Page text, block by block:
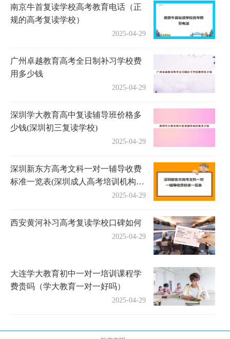
南京牛首复读学校高考教育电话（正
规的高考复读学校）
2025-04-29
广州卓越教育高考全日制补习学校费
用多少钱
2025-04-29
深圳学大教育高中复读辅导班价格多
少钱(深圳初三复读学校)
2025-04-29
深圳新东方高考文科一对一辅导收费
标准一览表(深圳成人高考培训机构有
2025-04-29
西安黄河补习高考复读学校口碑如何
2025-04-29
大连学大教育初中一对一培训课程学
费贵吗（学大教育一对一好吗）
2025-04-29